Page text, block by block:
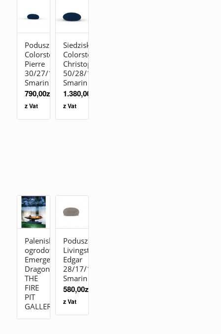
Poduszka
Colorstones
Pierre
30/27/19
Smarin
790,00zł
z Vat
Siedzisko
Colorstones
Christophe
50/28/19
Smarin
1.380,00
z Vat
Palenisko
ogrodowe
Emergence
Dragon
THE
FIRE
PIT
GALLERY
Poduszka
Livingstones
Edgar
28/17/15
Smarin
580,00zł
z Vat